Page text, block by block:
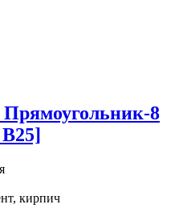
8
кирпич